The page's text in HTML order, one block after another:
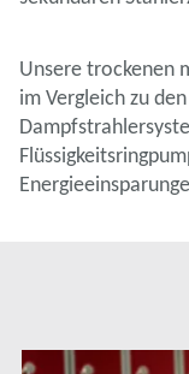
Unsere trockenen
im Vergleich zu